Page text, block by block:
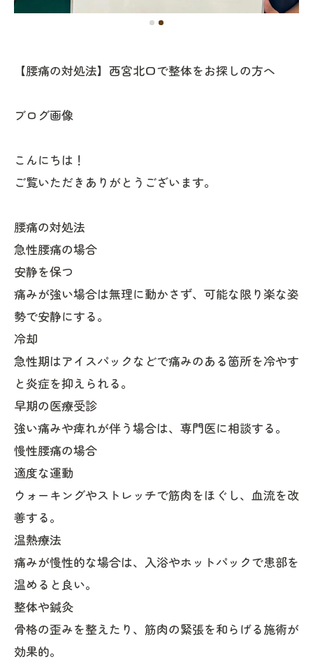
【腰痛の対処法】西宮北口で整体をお探しの方へ
ブログ画像
こんにちは！
ご覧いただきありがとうございます。
腰痛の対処法
急性腰痛の場合
安静を保つ
痛みが強い場合は無理に動かさず、可能な限り楽な姿
勢で安静にする。
冷却
急性期はアイスパックなどで痛みのある箇所を冷やす
と炎症を抑えられる。
早期の医療受診
強い痛みや痺れが伴う場合は、専門医に相談する。
慢性腰痛の場合
適度な運動
ウォーキングやストレッチで筋肉をほぐし、血流を改
善する。
温熱療法
痛みが慢性的な場合は、入浴やホットパックで患部を
温めると良い。
整体や鍼灸
骨格の歪みを整えたり、筋肉の緊張を和らげる施術が
効果的。